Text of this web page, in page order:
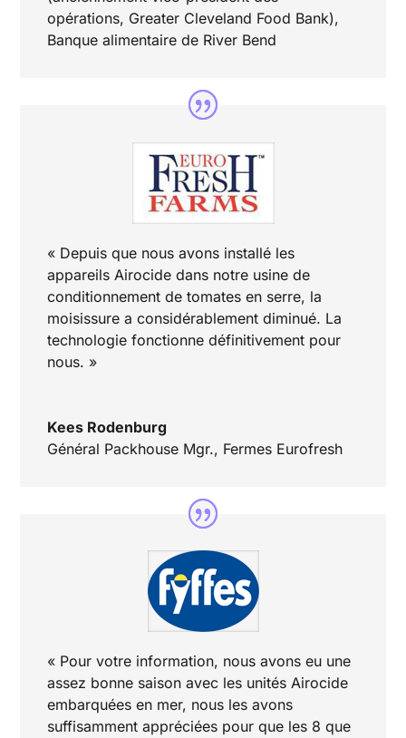
opérations, Greater Cleveland Food Bank),
Banque alimentaire de River Bend
« Depuis que nous avons installé les
appareils Airocide dans notre usine de
conditionnement de tomates en serre, la
moisissure a considérablement diminué. La
technologie fonctionne définitivement pour
nous. »
Kees Rodenburg
Général Packhouse Mgr., Fermes Eurofresh
« Pour votre information, nous avons eu une
assez bonne saison avec les unités Airocide
embarquées en mer, nous les avons
suffisamment appréciées pour que les 8 que